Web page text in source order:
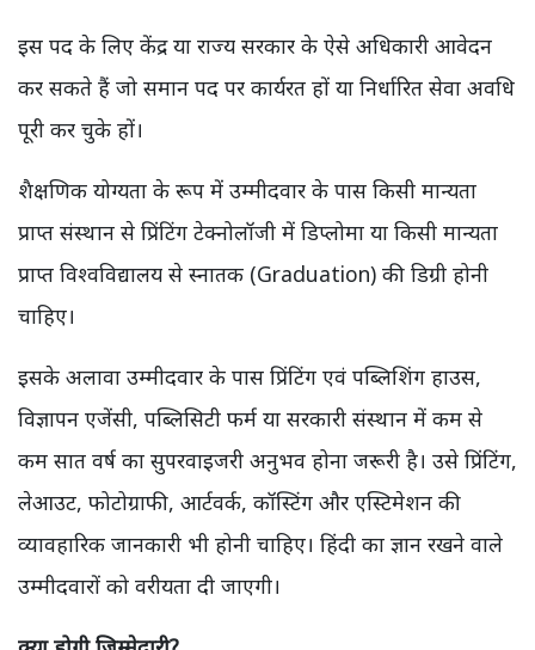
इस पद के लिए केंद्र या राज्य सरकार के ऐसे अधिकारी आवेदन
कर सकते हैं जो समान पद पर कार्यरत हों या निर्धारित सेवा अवधि
पूरी कर चुके हों।
शैक्षणिक योग्यता के रूप में उम्मीदवार के पास किसी मान्यता
प्राप्त संस्थान से प्रिंटिंग टेक्नोलॉजी में डिप्लोमा या किसी मान्यता
प्राप्त विश्वविद्यालय से स्नातक (Graduation) की डिग्री होनी
चाहिए।
इसके अलावा उम्मीदवार के पास प्रिंटिंग एवं पब्लिशिंग हाउस,
विज्ञापन एजेंसी, पब्लिसिटी फर्म या सरकारी संस्थान में कम से
कम सात वर्ष का सुपरवाइजरी अनुभव होना जरूरी है। उसे प्रिंटिंग,
लेआउट, फोटोग्राफी, आर्टवर्क, कॉस्टिंग और एस्टिमेशन की
व्यावहारिक जानकारी भी होनी चाहिए। हिंदी का ज्ञान रखने वाले
उम्मीदवारों को वरीयता दी जाएगी।